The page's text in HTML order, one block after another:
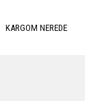
KARGOM NEREDE